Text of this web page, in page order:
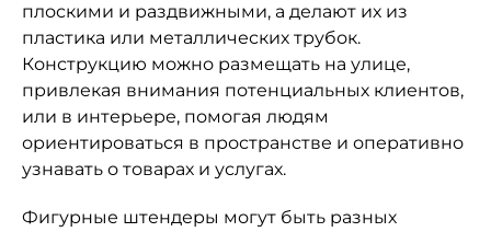
плоскими и раздвижными, а делают их из
пластика или металлических трубок.
Конструкцию можно размещать на улице,
привлекая внимания потенциальных клиентов,
или в интерьере, помогая людям
ориентироваться в пространстве и оперативно
узнавать о товарах и услугах.
Фигурные штендеры могут быть разных